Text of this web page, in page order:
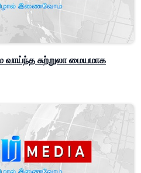
சுற்றுலா மையமாக